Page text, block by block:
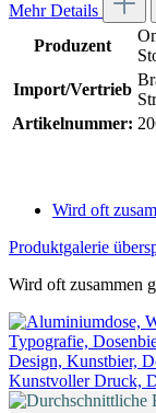
Mehr Details
Produzent
Import/Vertrieb
Artikelnummer:
Wird oft
Produktgalerie
Wird oft zusammen